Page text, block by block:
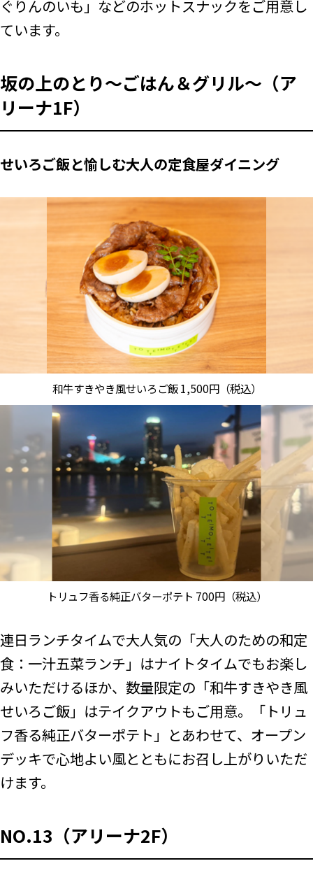
ぐりんのいも」などのホットスナックをご用意し
ています。
坂の上のとり～ごはん＆グリル～（ア
リーナ1F）
せいろご飯と愉しむ大人の定食屋ダイニング
和牛すきやき風せいろご飯 1,500円（税込）
トリュフ香る純正バターポテト 700円（税込）
連日ランチタイムで大人気の「大人のための和定
食：一汁五菜ランチ」はナイトタイムでもお楽し
みいただけるほか、数量限定の「和牛すきやき風
せいろご飯」はテイクアウトもご用意。「トリュ
フ香る純正バターポテト」とあわせて、オープン
デッキで心地よい風とともにお召し上がりいただ
けます。
NO.13（アリーナ2F）